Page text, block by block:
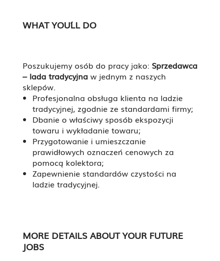
WHAT YOU´LL DO
Poszukujemy osób do pracy jako: Sprzedawca
– lada tradycyjna w jednym z naszych
sklepów.
Profesjonalna obsługa klienta na ladzie
tradycyjnej, zgodnie ze standardami firmy;
Dbanie o właściwy sposób ekspozycji
towaru i wykładanie towaru;
Przygotowanie i umieszczanie
prawidłowych oznaczeń cenowych za
pomocą kolektora;
Zapewnienie standardów czystości na
ladzie tradycyjnej.
MORE DETAILS ABOUT YOUR FUTURE
JOBS